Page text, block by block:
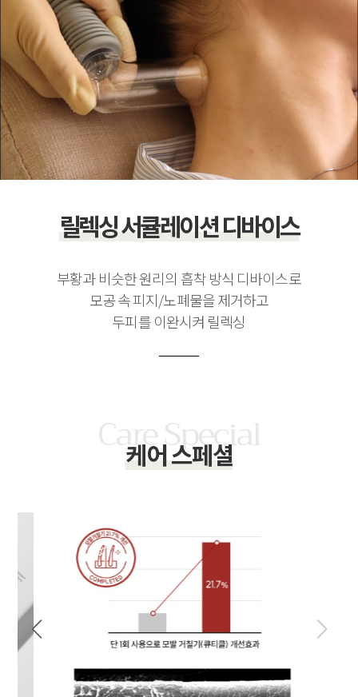
릴렉싱 서큘레이션 디바이스
부황과 비슷한 원리의 흡착 방식 디바이스로
모공 속 피지/노폐물을 제거하고
두피를 이완시켜 릴렉싱
케어 스페셜